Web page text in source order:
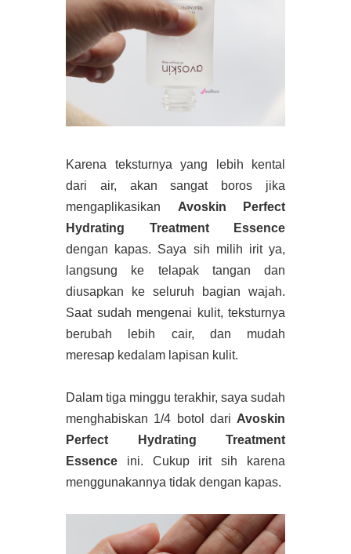
Karena teksturnya yang lebih kental
dari air, akan sangat boros jika
mengaplikasikan Avoskin Perfect
Hydrating Treatment Essence
dengan kapas. Saya sih milih irit ya,
langsung ke telapak tangan dan
diusapkan ke seluruh bagian wajah.
Saat sudah mengenai kulit, teksturnya
berubah lebih cair, dan mudah
meresap kedalam lapisan kulit.
Dalam tiga minggu terakhir, saya sudah
menghabiskan 1/4 botol dari Avoskin
Perfect Hydrating Treatment
Essence ini. Cukup irit sih karena
menggunakannya tidak dengan kapas.